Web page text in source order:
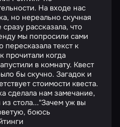
На входе нас
но нереально скучная
рассказала, что
мы попросили сами
пересказала текст к
прочитали когда
в комнату. Квест
бы скучно. Загадок и
стоимости квеста.
сделала нам замечание,
стола..."Зачем уж вы
боюсь